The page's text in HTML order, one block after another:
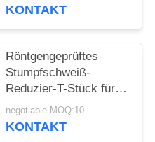
KONTAKT
Röntgengeprüftes
Stumpfschweiß-
Reduzier-T-Stück für
Erdölanwendungen in
Raffinerien
negotiable MOQ:10
KONTAKT